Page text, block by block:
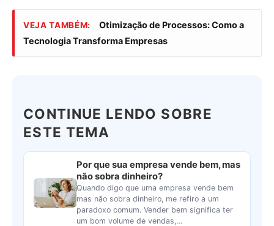
VEJA TAMBÉM:
Otimização de Processos: Como a
Tecnologia Transforma Empresas
CONTINUE LENDO SOBRE
ESTE TEMA
Por que sua empresa vende bem, mas
não sobra dinheiro?
Quando digo que uma empresa vende bem
mas não sobra dinheiro, me refiro a um
paradoxo comum. Vender bem significa ter
um bom volume de vendas,…